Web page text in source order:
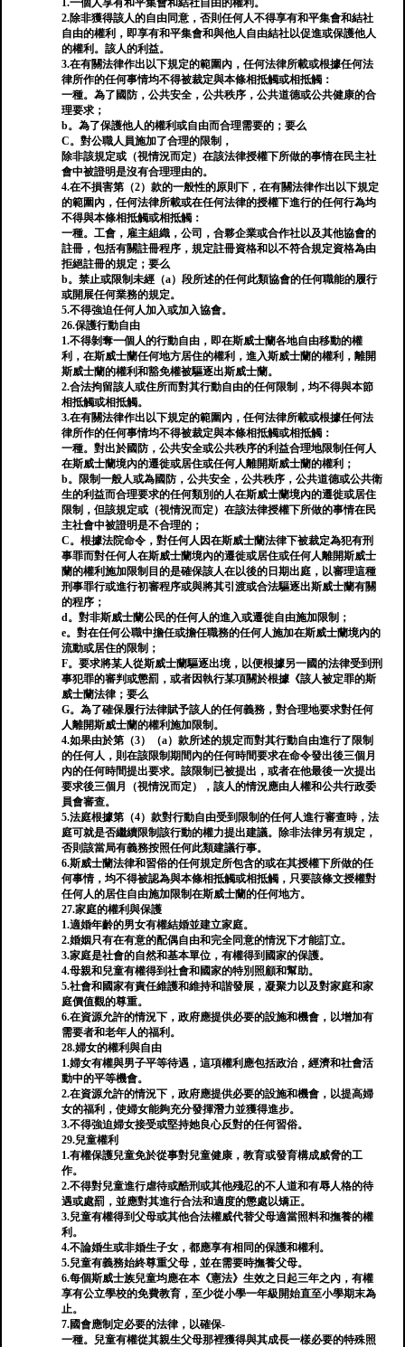
1.一個人享有和平集會和結社自由的權利。
2.除非獲得該人的自由同意，否則任何人不得享有和平集會和結社
自由的權利，即享有和平集會和與他人自由結社以促進或保護他人
的權利。該人的利益。
3.在有關法律作出以下規定的範圍內，任何法律所載或根據任何法
律所作的任何事情均不得被裁定與本條相抵觸或相抵觸：
一種。為了國防，公共安全，公共秩序，公共道德或公共健康的合
理要求；
b。為了保護他人的權利或自由而合理需要的；要么
C。對公職人員施加了合理的限制，
除非該規定或（視情況而定）在該法律授權下所做的事情在民主社
會中被證明是沒有合理理由的。
4.在不損害第（2）款的一般性的原則下，在有關法律作出以下規定
的範圍內，任何法律所載或在任何法律的授權下進行的任何行為均
不得與本條相抵觸或相抵觸：
一種。工會，雇主組織，公司，合夥企業或合作社以及其他協會的
註冊，包括有關註冊程序，規定註冊資格和以不符合規定資格為由
拒絕註冊的規定；要么
b。禁止或限制未經（a）段所述的任何此類協會的任何職能的履行
或開展任何業務的規定。
5.不得強迫任何人加入或加入協會。
26.保護行動自由
1.不得剝奪一個人的行動自由，即在斯威士蘭各地自由移動的權
利，在斯威士蘭任何地方居住的權利，進入斯威士蘭的權利，離開
斯威士蘭的權利和豁免權被驅逐出斯威士蘭。
2.合法拘留該人或住所而對其行動自由的任何限制，均不得與本節
相抵觸或相抵觸。
3.在有關法律作出以下規定的範圍內，任何法律所載或根據任何法
律所作的任何事情均不得被裁定與本條相抵觸或相抵觸：
一種。對出於國防，公共安全或公共秩序的利益合理地限制任何人
在斯威士蘭境內的遷徙或居住或任何人離開斯威士蘭的權利；
b。限制一般人或為國防，公共安全，公共秩序，公共道德或公共衛
生的利益而合理要求的任何類別的人在斯威士蘭境內的遷徙或居住
限制，但該規定或（視情況而定）在該法律授權下所做的事情在民
主社會中被證明是不合理的；
C。根據法院命令，對任何人因在斯威士蘭法律下被裁定為犯有刑
事罪而對任何人在斯威士蘭境內的遷徙或居住或任何人離開斯威士
蘭的權利施加限制目的是確保該人在以後的日期出庭，以審理這種
刑事罪行或進行初審程序或與將其引渡或合法驅逐出斯威士蘭有關
的程序；
d。對非斯威士蘭公民的任何人的進入或遷徙自由施加限制；
e。對在任何公職中擔任或擔任職務的任何人施加在斯威士蘭境內的
流動或居住的限制；
F。要求將某人從斯威士蘭驅逐出境，以便根據另一國的法律受到刑
事犯罪的審判或懲罰，或者因執行某項關於根據《該人被定罪的斯
威士蘭法律；要么
G。為了確保履行法律賦予該人的任何義務，對合理地要求對任何
人離開斯威士蘭的權利施加限制。
4.如果由於第（3）（a）款所述的規定而對其行動自由進行了限制
的任何人，則在該限制期間內的任何時間要求在命令發出後三個月
內的任何時間提出要求。該限制已被提出，或者在他最後一次提出
要求後三個月（視情況而定），該人的情況應由人權和公共行政委
員會審查。
5.法庭根據第（4）款對行動自由受到限制的任何人進行審查時，法
庭可就是否繼續限制該行動的權力提出建議。除非法律另有規定，
否則該當局有義務按照任何此類建議行事。
6.斯威士蘭法律和習俗的任何規定所包含的或在其授權下所做的任
何事情，均不得被認為與本條相抵觸或相抵觸，只要該條文授權對
任何人的居住自由施加限制在斯威士蘭的任何地方。
27.家庭的權利與保護
1.適婚年齡的男女有權結婚並建立家庭。
2.婚姻只有在有意的配偶自由和完全同意的情況下才能訂立。
3.家庭是社會的自然和基本單位，有權得到國家的保護。
4.母親和兒童有權得到社會和國家的特別照顧和幫助。
5.社會和國家有責任維護和維持和諧發展，凝聚力以及對家庭和家
庭價值觀的尊重。
6.在資源允許的情況下，政府應提供必要的設施和機會，以增加有
需要者和老年人的福利。
28.婦女的權利與自由
1.婦女有權與男子平等待遇，這項權利應包括政治，經濟和社會活
動中的平等機會。
2.在資源允許的情況下，政府應提供必要的設施和機會，以提高婦
女的福利，使婦女能夠充分發揮潛力並獲得進步。
3.不得強迫婦女接受或堅持她良心反對的任何習俗。
29.兒童權利
1.有權保護兒童免於從事對兒童健康，教育或發育構成威脅的工
作。
2.不得對兒童進行虐待或酷刑或其他殘忍的不人道和有辱人格的待
遇或處罰，並應對其進行合法和適度的懲處以矯正。
3.兒童有權得到父母或其他合法權威代替父母適當照料和撫養的權
利。
4.不論婚生或非婚生子女，都應享有相同的保護和權利。
5.兒童有義務始終尊重父母，並在需要時撫養父母。
6.每個斯威士族兒童均應在本《憲法》生效之日起三年之內，有權
享有公立學校的免費教育，至少從小學一年級開始直至小學期末為
止。
7.國會應制定必要的法律，以確保-
一種。兒童有權從其親生父母那裡獲得與其成長一樣必要的特殊照